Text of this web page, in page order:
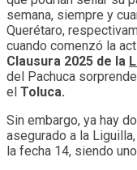
semana, siempre y
Querétaro,
cuando comenzó la
Clausura 2025 de la
del Pachuca
el Toluca.
Sin embargo, ya hay
asegurado a la
la fecha 14, siendo